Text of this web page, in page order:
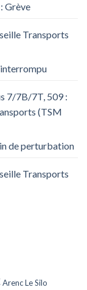
Grève
Transports
7/7B/7T, 509 :
(TSM
de perturbation
Transports
Arenc Le Silo